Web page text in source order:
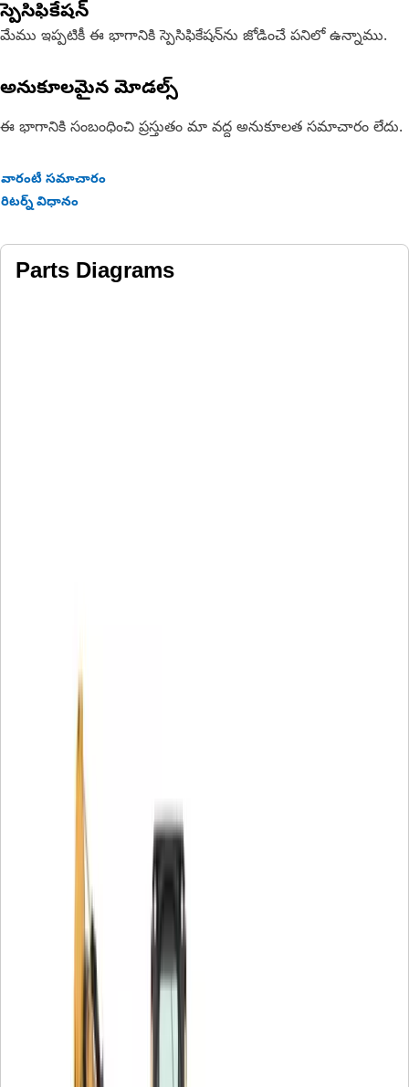
స్పెసిఫికేషన్
మేము ఇప్పటికీ ఈ భాగానికి స్పెసిఫికేషన్‌ను జోడించే పనిలో ఉన్నాము.
అనుకూలమైన మోడల్స్
ఈ భాగానికి సంబంధించి ప్రస్తుతం మా వద్ద అనుకూలత సమాచారం లేదు.
వారంటీ సమాచారం
రిటర్న్ విధానం
Parts Diagrams